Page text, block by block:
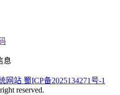
息
站 蜀ICP备2025134271号-1
reserved.